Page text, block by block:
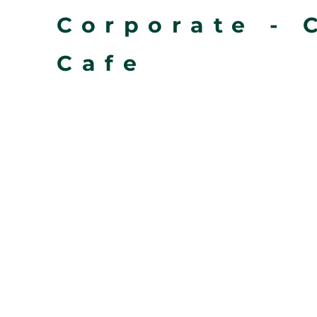
Corporate -
Cafe